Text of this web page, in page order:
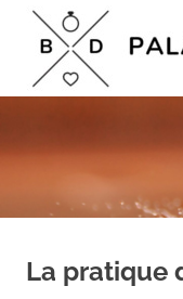
content
Le
toute
famille
La pratique